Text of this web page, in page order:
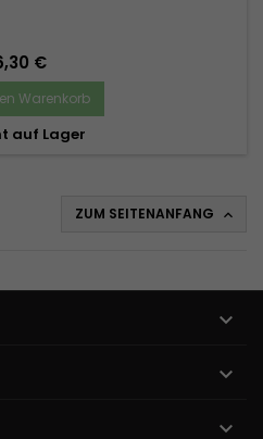
€
Warenkorb
auf Lager
ZUM SEITENANFANG 


